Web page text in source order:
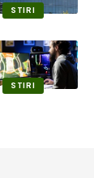
STIRI
STIRI